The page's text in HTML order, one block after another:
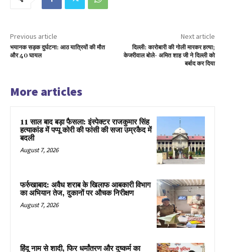
Previous article
भयानक सड़क दुर्घटना: आठ यात्रियों की मौत
और 40 घायल
Next article
दिल्ली: कारोबारी की गोली मारकर हत्या;
केजरीवाल बोले- अमित शाह जी ने दिल्ली को
बर्बाद कर दिया
More articles
11 साल बाद बड़ा फैसला: इंस्पेक्टर राजकुमार सिंह
हत्याकांड में पप्पू कोरी की फांसी की सजा उम्रकैद में
बदली
August 7, 2026
फर्रुखाबाद: अवैध शराब के खिलाफ आबकारी विभाग
का अभियान तेज, दुकानों पर औचक निरीक्षण
August 7, 2026
हिंदू नाम से शादी, फिर धर्मांतरण और दुष्कर्म का